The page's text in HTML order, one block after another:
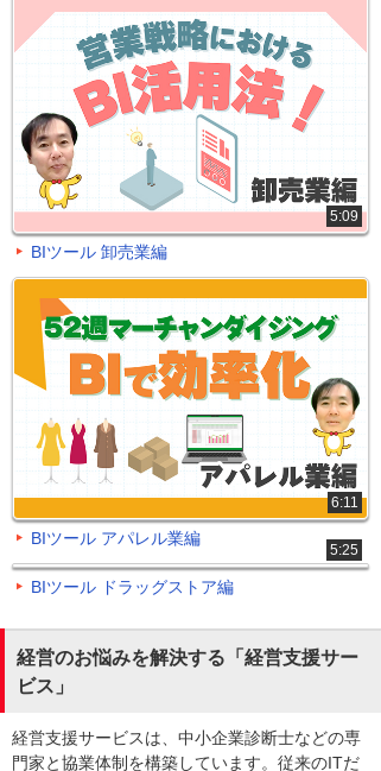
5:09
BIツール 卸売業編
6:11
BIツール アパレル業編
5:25
BIツール ドラッグストア編
経営のお悩みを解決する「経営支援サー
ビス」
経営支援サービスは、中小企業診断士などの専
門家と協業体制を構築しています。従来のITだ